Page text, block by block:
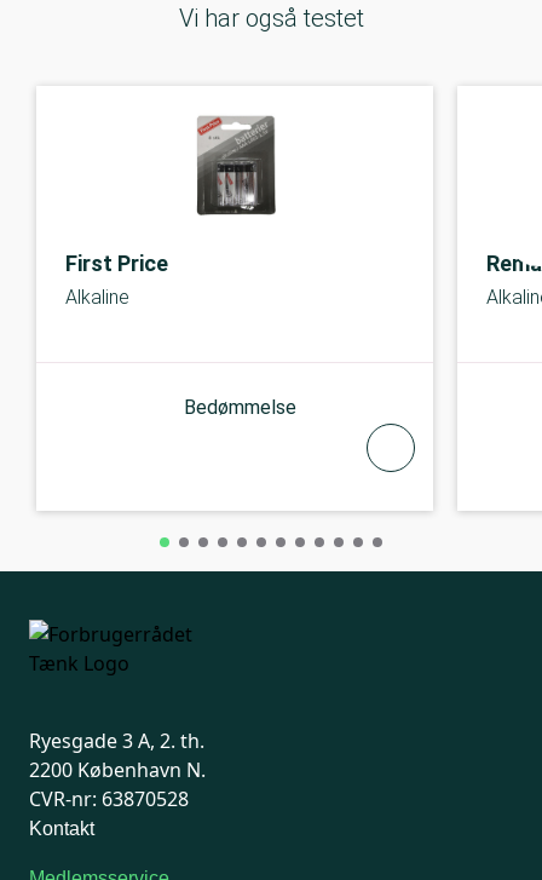
Vi har også testet
First Price
Alkaline
Bedømmelse
Ryesgade 3 A, 2. th.
2200 København N.
CVR-nr: 63870528
Kontakt